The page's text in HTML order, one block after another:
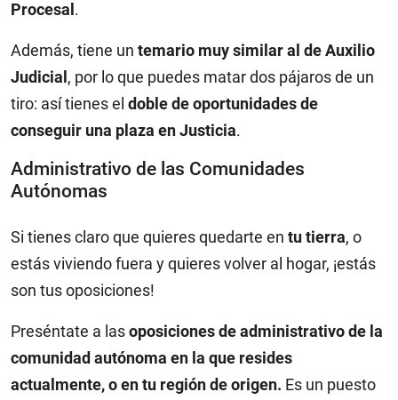
Procesal.
Además, tiene un temario muy similar al de Auxilio
Judicial, por lo que puedes matar dos pájaros de un
tiro: así tienes el doble de oportunidades de
conseguir una plaza en Justicia.
Administrativo de las Comunidades
Autónomas
Si tienes claro que quieres quedarte en tu tierra, o
estás viviendo fuera y quieres volver al hogar, ¡estás
son tus oposiciones!
Preséntate a lasoposiciones de administrativo de la
comunidad autónoma en la que resides
actualmente, o en tu región de origen. Es un puesto